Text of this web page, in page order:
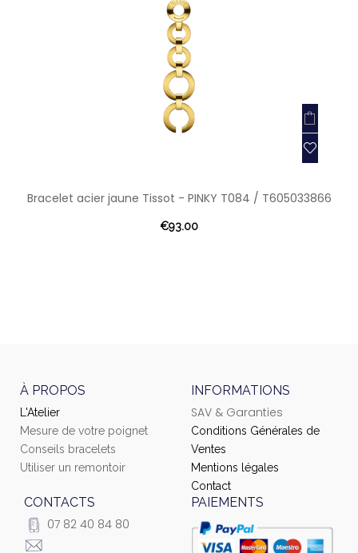
Bracelet acier jaune Tissot - PINKY T084 / T605033866
€93.00
À PROPOS
L'Atelier
Mesure de votre poignet
Conseils bracelets
Utiliser un remontoir
INFORMATIONS
SAV & Garanties
Conditions Générales de
Ventes
Mentions légales
Contact
CONTACTS
07 82 40 84 80
PAIEMENTS